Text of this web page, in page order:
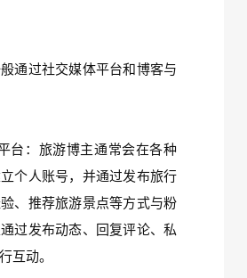
通过社交媒体平台和博客与
台：旅游博主通常会在各种
个人账号，并通过发布旅行
、推荐旅游景点等方式与粉
过发布动态、回复评论、私
互动。